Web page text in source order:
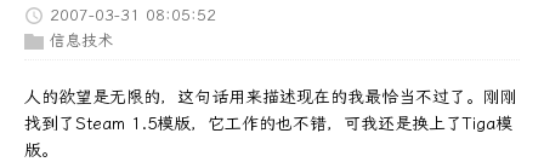
2007-03-31 08:05:52
信息技术
人的欲望是无限的，这句话用来描述现在的我最恰当不过了。刚刚
找到了Steam 1.5模版，它工作的也不错，可我还是换上了Tiga模
版。